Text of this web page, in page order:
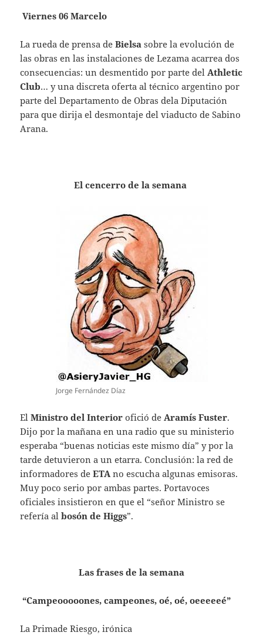
Viernes 06 Marcelo
La rueda de prensa deBielsa sobre la evolución de
las obras en las instalaciones de Lezama acarrea dos
consecuencias: un desmentido por parte del Athletic
Club… y una discreta oferta al técnico argentino por
parte del Departamento de Obras dela Diputación
para que dirija el desmontaje del viaducto de Sabino
Arana.
El cencerro de la semana
Jorge Fernández Díaz
ElMinistro del Interior ofició de Aramís Fuster.
Dijo por la mañana en una radio que su ministerio
esperaba “buenas noticias este mismo día” y por la
tarde detuvieron a un etarra. Conclusión: la red de
informadores deETA no escucha algunas emisoras.
Muy poco serio por ambas partes. Portavoces
oficiales insistieron en que el “señor Ministro se
refería albosón de Higgs”.
Las frases de la semana
“Campeooooones, campeones, oé, oé, oeeeeeé”
La Primade Riesgo, irónica